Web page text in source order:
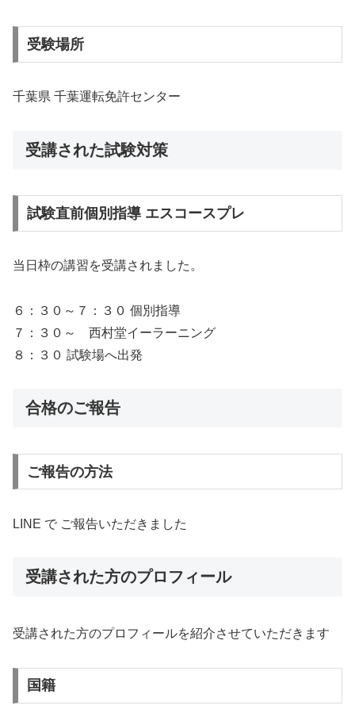
受験場所
千葉県 千葉運転免許センター
受講された試験対策
試験直前個別指導 エスコースプレ
当日枠の講習を受講されました。
６：３０～７：３０ 個別指導
７：３０～ 西村堂イーラーニング
８：３０ 試験場へ出発
合格のご報告
ご報告の方法
LINE で ご報告いただきました
受講された方のプロフィール
受講された方のプロフィールを紹介させていただきます
国籍